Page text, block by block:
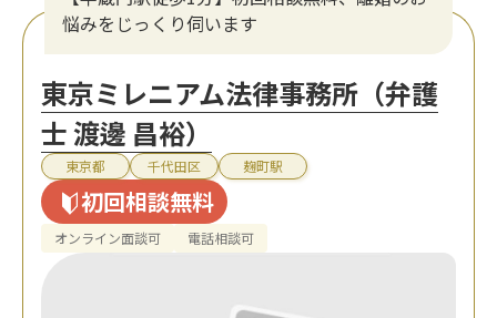
悩みをじっくり伺います
東京ミレニアム法律事務所（弁護
士 渡邊 昌裕）
東京都 千代田区 麹町駅
初回相談無料
オンライン面談可 電話相談可